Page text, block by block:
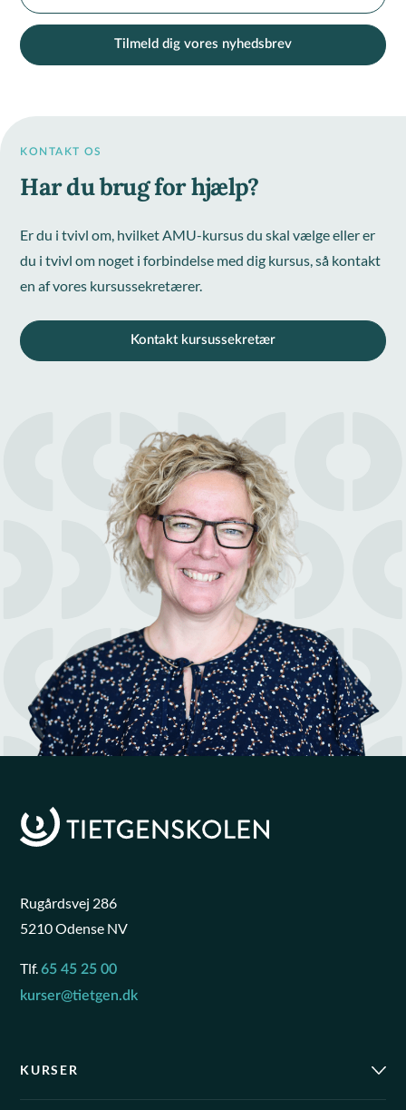
Tilmeld dig vores nyhedsbrev
KONTAKT OS
Har du brug for hjælp?
Er du i tvivl om, hvilket AMU-kursus du skal vælge eller er
du i tvivl om noget i forbindelse med dig kursus, så kontakt
en af vores kursussekretærer.
Kontakt kursussekretær
Rugårdsvej 286
5210 Odense NV
Tlf.65 45 25 00
kurser@tietgen.dk
KURSER